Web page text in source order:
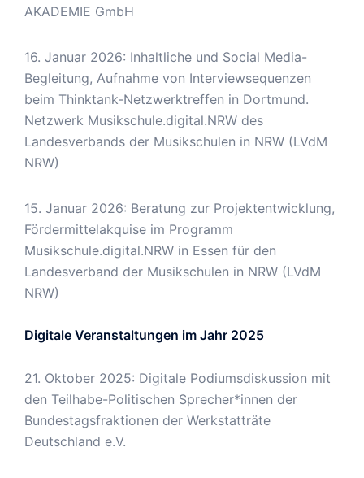
AKADEMIE GmbH
16. Januar 2026: Inhaltliche und Social Media-
Begleitung, Aufnahme von Interviewsequenzen
beim Thinktank-Netzwerktreffen in Dortmund.
Netzwerk Musikschule.digital.NRW des
Landesverbands der Musikschulen in NRW (LVdM
NRW)
15. Januar 2026: Beratung zur Projektentwicklung,
Fördermittelakquise im Programm
Musikschule.digital.NRW in Essen für den
Landesverband der Musikschulen in NRW (LVdM
NRW)
Digitale Veranstaltungen im Jahr 2025
21. Oktober 2025: Digitale Podiumsdiskussion mit
den Teilhabe-Politischen Sprecher*innen der
Bundestagsfraktionen der Werkstatträte
Deutschland e.V.